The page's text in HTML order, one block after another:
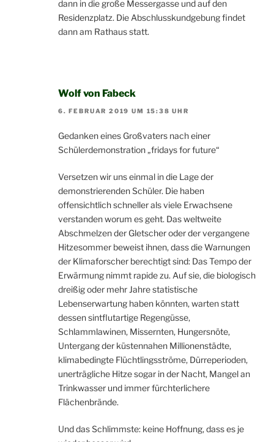
dann in die große Messergasse und auf den
Residenzplatz. Die Abschlusskundgebung findet
dann am Rathaus statt.
Wolf von Fabeck
6. FEBRUAR 2019 UM 15:38 UHR
Gedanken eines Großvaters nach einer
Schülerdemonstration „fridays for future“
Versetzen wir uns einmal in die Lage der
demonstrierenden Schüler. Die haben
offensichtlich schneller als viele Erwachsene
verstanden worum es geht. Das weltweite
Abschmelzen der Gletscher oder der vergangene
Hitzesommer beweist ihnen, dass die Warnungen
der Klimaforscher berechtigt sind: Das Tempo der
Erwärmung nimmt rapide zu. Auf sie, die biologisch
dreißig oder mehr Jahre statistische
Lebenserwartung haben könnten, warten statt
dessen sintflutartige Regengüsse,
Schlammlawinen, Missernten, Hungersnöte,
Untergang der küstennahen Millionenstädte,
klimabedingte Flüchtlingsströme, Dürreperioden,
unerträgliche Hitze sogar in der Nacht, Mangel an
Trinkwasser und immer fürchterlichere
Flächenbrände.
Und das Schlimmste: keine Hoffnung, dass es je